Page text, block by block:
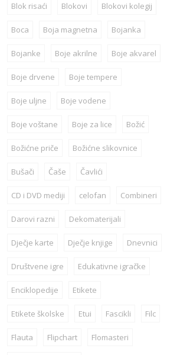
Blok risaći Blokovi Blokovi kolegij
Boca Boja magnetna Bojanka
Bojanke Boje akrilne Boje akvarel
Boje drvene Boje tempere
Boje uljne Boje vodene
Boje voštane Boje za lice Božić
Božićne priče Božićne slikovnice
Bušači Čaše Čavlići
CD i DVD mediji celofan Combineri
Darovi razni Dekomaterijali
Dječje karte Dječje knjige Dnevnici
Društvene igre Edukativne igračke
Enciklopedije Etikete
Etikete školske Etui Fascikli Filc
Flauta Flipchart Flomasteri